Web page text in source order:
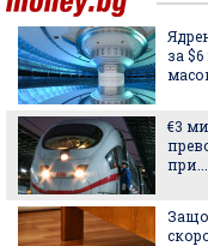
за
€3